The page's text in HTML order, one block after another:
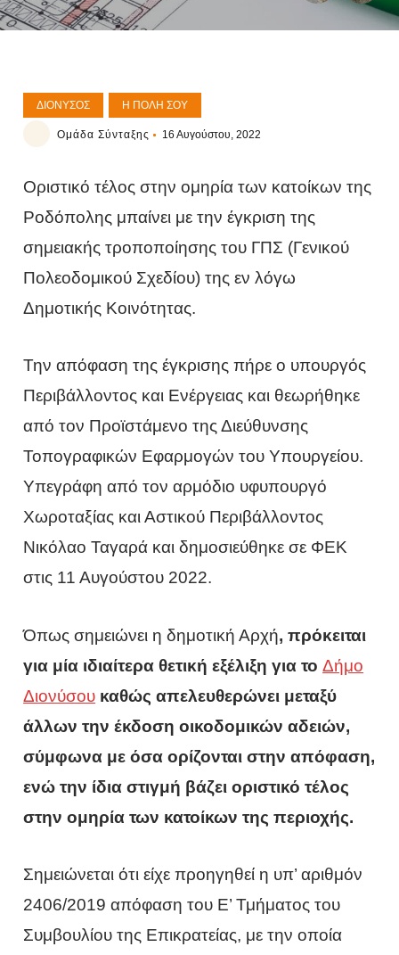
ΔΙΌΝΥΣΟΣ Η ΠΌΛΗ ΣΟΥ
Ομάδα Σύνταξης 16 Αυγούστου, 2022
Οριστικό τέλος στην ομηρία των κατοίκων της
Ροδόπολης μπαίνει με την έγκριση της
σημειακής τροποποίησης του ΓΠΣ (Γενικού
Πολεοδομικού Σχεδίου) της εν λόγω
Δημοτικής Κοινότητας.
Την απόφαση της έγκρισης πήρε ο υπουργός
Περιβάλλοντος και Ενέργειας και θεωρήθηκε
από τον Προϊστάμενο της Διεύθυνσης
Τοπογραφικών Εφαρμογών του Υπουργείου.
Υπεγράφη από τον αρμόδιο υφυπουργό
Χωροταξίας και Αστικού Περιβάλλοντος
Νικόλαο Ταγαρά και δημοσιεύθηκε σε ΦΕΚ
στις 11 Αυγούστου 2022.
Όπως σημειώνει η δημοτική Αρχή, πρόκειται
για μία ιδιαίτερα θετική εξέλιξη για τοΔήμο
Διονύσου καθώς απελευθερώνει μεταξύ
άλλων την έκδοση οικοδομικών αδειών,
σύμφωνα με όσα ορίζονται στην απόφαση,
ενώ την ίδια στιγμή βάζει οριστικό τέλος
στην ομηρία των κατοίκων της περιοχής.
Σημειώνεται ότι είχε προηγηθεί η υπ’ αριθμόν
2406/2019 απόφαση του Ε’ Τμήματος του
Συμβουλίου της Επικρατείας, με την οποία